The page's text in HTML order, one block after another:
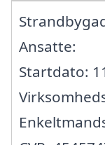
Ansatte:
Startdato: